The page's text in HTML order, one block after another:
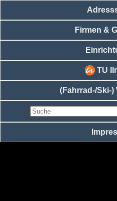
Firmen &
TU
(Fahrrad-/Ski-)